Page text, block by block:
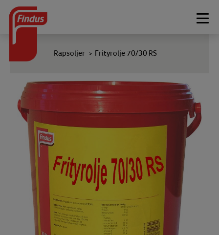
Rapsoljer > Frityrolje 70/30 RS